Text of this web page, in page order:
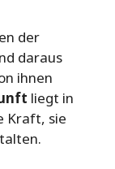
der
daraus
ihnen
liegt in
Kraft, sie